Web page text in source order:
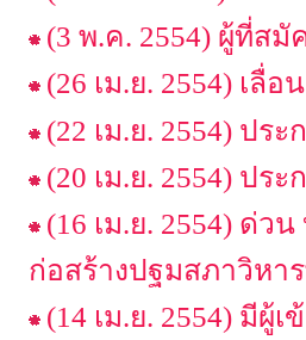
(3 พ.ค. 2554) ผู้ที่ส
(26 เม.ย. 2554) เ
(22 เม.ย. 2554) ปร
(20 เม.ย. 2554) ปร
(16 เม.ย. 2554) ด่
ก่อสร้างปฐมสภาวิหา
(14 เม.ย. 2554) มีผู้